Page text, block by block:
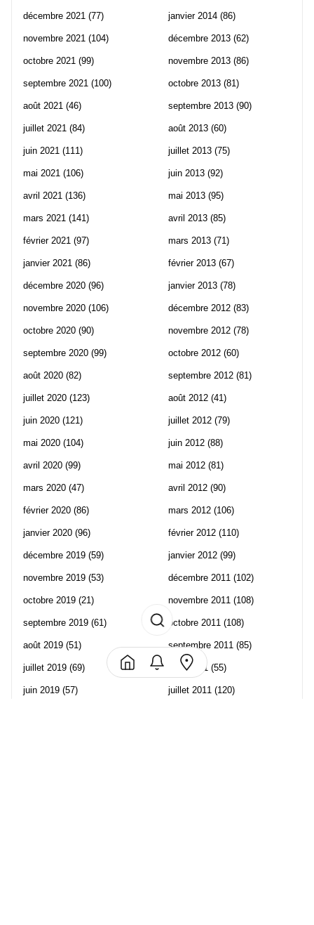
décembre 2021 (77)
novembre 2021 (104)
octobre 2021 (99)
septembre 2021 (100)
août 2021 (46)
juillet 2021 (84)
juin 2021 (111)
mai 2021 (106)
avril 2021 (136)
mars 2021 (141)
février 2021 (97)
janvier 2021 (86)
décembre 2020 (96)
novembre 2020 (106)
octobre 2020 (90)
septembre 2020 (99)
août 2020 (82)
juillet 2020 (123)
juin 2020 (121)
mai 2020 (104)
avril 2020 (99)
mars 2020 (47)
février 2020 (86)
janvier 2020 (96)
décembre 2019 (59)
novembre 2019 (53)
octobre 2019 (21)
septembre 2019 (61)
août 2019 (51)
juillet 2019 (69)
juin 2019 (57)
janvier 2014 (86)
décembre 2013 (62)
novembre 2013 (86)
octobre 2013 (81)
septembre 2013 (90)
août 2013 (60)
juillet 2013 (75)
juin 2013 (92)
mai 2013 (95)
avril 2013 (85)
mars 2013 (71)
février 2013 (67)
janvier 2013 (78)
décembre 2012 (83)
novembre 2012 (78)
octobre 2012 (60)
septembre 2012 (81)
août 2012 (41)
juillet 2012 (79)
juin 2012 (88)
mai 2012 (81)
avril 2012 (90)
mars 2012 (106)
février 2012 (110)
janvier 2012 (99)
décembre 2011 (102)
novembre 2011 (108)
octobre 2011 (108)
septembre 2011 (85)
août 2011 (55)
juillet 2011 (120)